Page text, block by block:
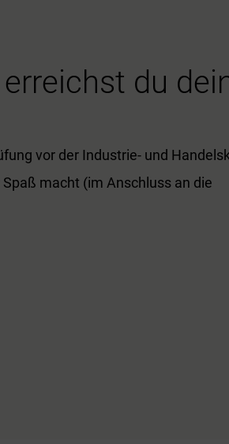
du
vor der Industrie- und
macht (im Anschluss an die